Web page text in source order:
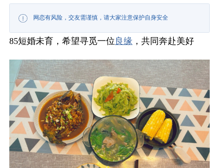
网恋有风险，交友需谨慎，请大家注意保护自身安全
85短婚未育，希望寻觅一位 良缘 ，共同奔赴美好